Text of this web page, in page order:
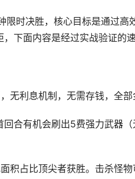
限时决胜，核心目标是通过
下面内容是经过实战验证的速
无利息机制，无需存钱，全部
回合有机会刷出5费强力武器
积占比顶尖者获胜。击杀怪